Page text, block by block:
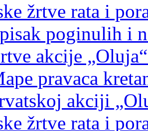
žrtve rata i
poginulih i
akcije
pravaca
akciji
žrtve rata i